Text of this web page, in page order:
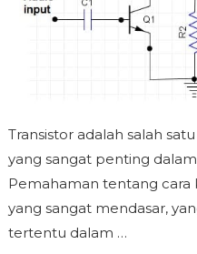
Transistor adalah salah
yang sangat penting
Pemahaman tentang cara
yang sangat mendasar,
tertentu dalam …